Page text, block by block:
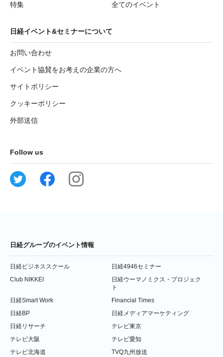
特集
全てのイベント
日経イベント&セミナーについて
お問い合わせ
イベント協賛をお考えの企業の方へ
サイトポリシー
クッキーポリシー
外部送信
Follow us
日経グループのイベント情報
日経ビジネススクール
日経4946セミナー
Club NIKKEI
日経ウーマノミクス・プロジェク
ト
日経Smart Work
Financial Times
日経BP
日経メディアマーケティング
日経リサーチ
テレビ東京
テレビ大阪
テレビ愛知
テレビ北海道
TVQ九州放送